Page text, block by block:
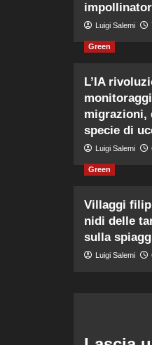
Luigi Salemi
Green
L’IA
migrazioni,
specie di
Luigi Salemi
Green
Villaggi
nidi delle
sulla
Luigi Salemi